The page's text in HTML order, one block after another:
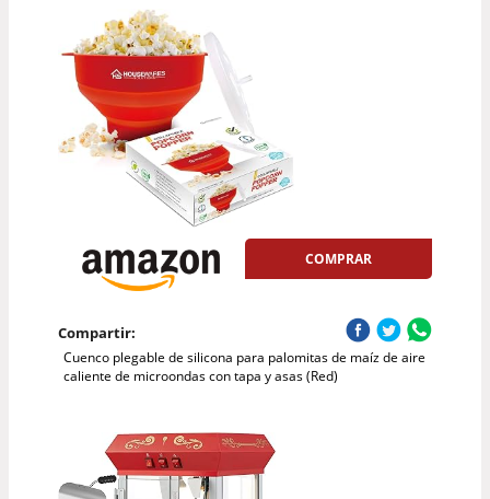
COMPRAR
Compartir:
Cuenco plegable de silicona para palomitas de maíz de aire
caliente de microondas con tapa y asas (Red)